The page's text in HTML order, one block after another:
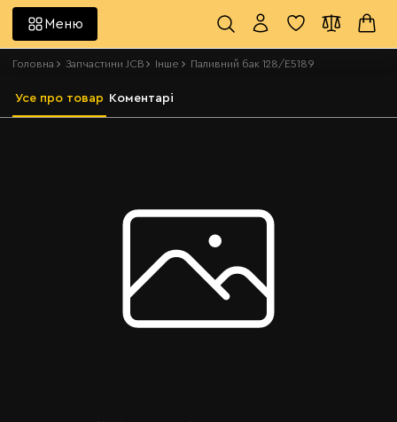
Меню
Головна Запчастини JCB Інше Паливний бак 128/E5189
Усе про товар Коментарі